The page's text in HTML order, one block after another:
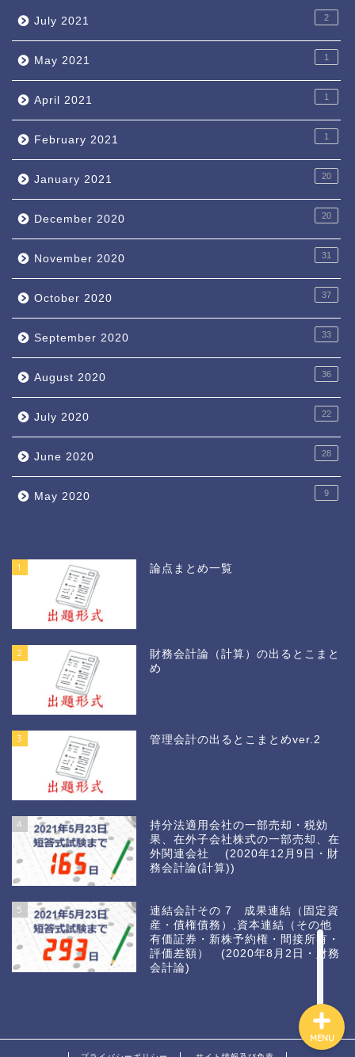
July 2021 2
May 2021 1
April 2021 1
February 2021 1
January 2021 20
December 2020 20
November 2020 31
October 2020 37
September 2020 33
August 2020 36
July 2020 22
June 2020 28
May 2020 9
1 論点まとめ一覧
2
財務会計論（計算）の出るとこまと
め
3 管理会計の出るとこまとめver.2
4
持分法適用会社の一部売却・税効
果、在外子会社株式の一部売却、在
外関連会社 (2020年12月9日・財
務会計論(計算))
5
連結会計その 7 成果連結（固定資
産・債権債務）,資本連結（その他
有価証券・新株予約権・間接所有・
評価差額） (2020年8月2日・財務
会計論)
MENU
カウントダウン2021